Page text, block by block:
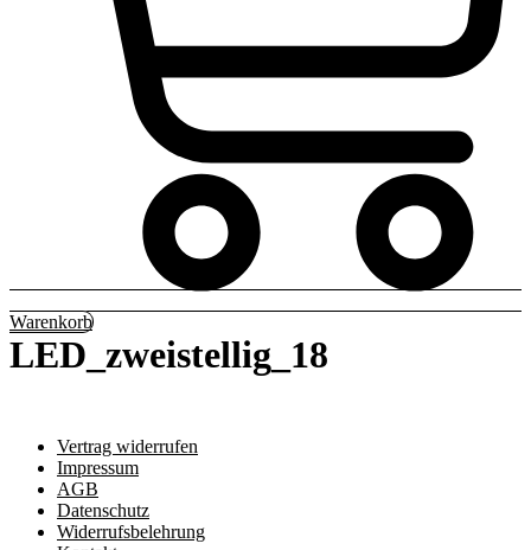
Warenkorb
LED_zweistellig_18
Vertrag widerrufen
Impressum
AGB
Datenschutz
Widerrufsbelehrung